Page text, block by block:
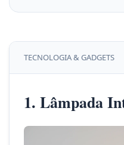
TECNOLOGIA & GADGETS
1. Lâmpada